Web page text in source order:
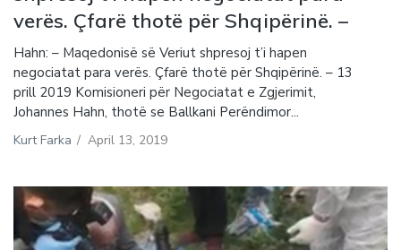
verës. Çfarë thotë për Shqipërinë. –
Hahn: – Maqedonisë së Veriut shpresoj t’i hapen
negociatat para verës. Çfarë thotë për Shqipërinë. – 13
prill 2019 Komisioneri për Negociatat e Zgjerimit,
Johannes Hahn, thotë se Ballkani Perëndimor...
Kurt Farka / April 13, 2019